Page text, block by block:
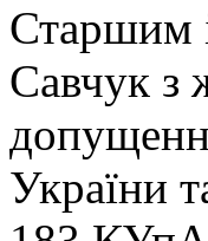
Старшим
Савчук з
України